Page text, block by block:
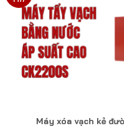
Máy xóa vạch kẻ